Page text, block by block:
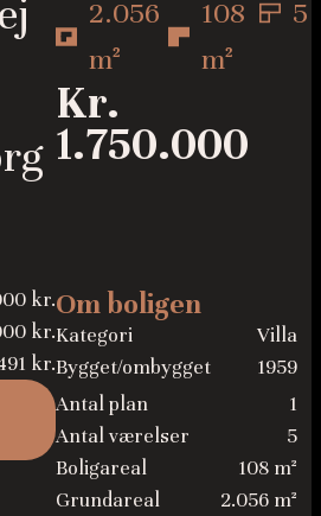
2.056
m²
108
m²
5
Kr.
1.750.000
kr.
kr.
kr.
Om boligen
Kategori
Villa
Bygget/ombygget
1959
Antal plan
1
Antal værelser
5
Boligareal
108 m²
Grundareal
2.056 m²